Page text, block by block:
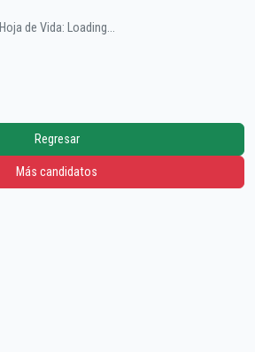
Hoja de Vida: Loading...
Regresar
Más candidatos